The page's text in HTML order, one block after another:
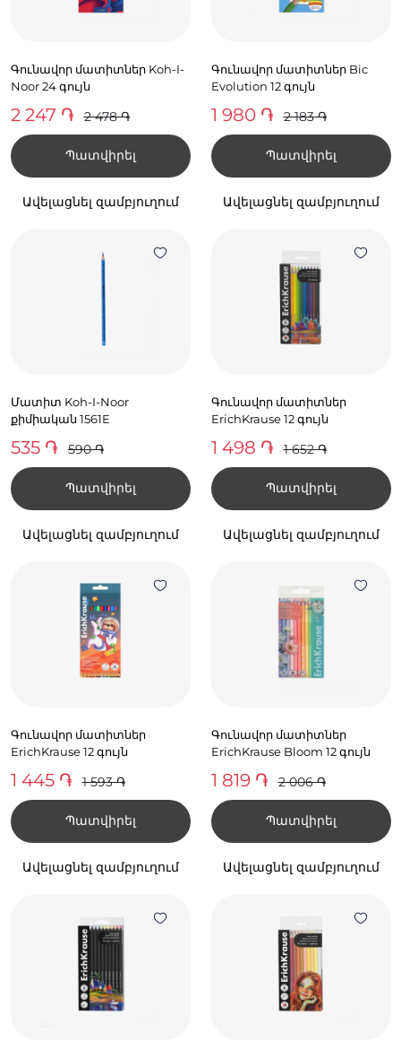
Գունավոր մատիտներ Koh-I-
Noor 24 գույն
2 247 ֏ 2 478 ֏
Պատվիրել
Ավելացնել զամբյուղում
Գունավոր մատիտներ Bic
Evolution 12 գույն
1 980 ֏ 2 183 ֏
Պատվիրել
Ավելացնել զամբյուղում
Մատիտ Koh-I-Noor
քիմիական 1561E
535 ֏ 590 ֏
Պատվիրել
Ավելացնել զամբյուղում
Գունավոր մատիտներ
ErichKrause 12 գույն
1 498 ֏ 1 652 ֏
Պատվիրել
Ավելացնել զամբյուղում
Գունավոր մատիտներ
ErichKrause 12 գույն
1 445 ֏ 1 593 ֏
Պատվիրել
Ավելացնել զամբյուղում
Գունավոր մատիտներ
ErichKrause Bloom 12 գույն
1 819 ֏ 2 006 ֏
Պատվիրել
Ավելացնել զամբյուղում